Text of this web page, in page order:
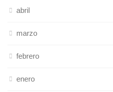
abril
marzo
febrero
enero